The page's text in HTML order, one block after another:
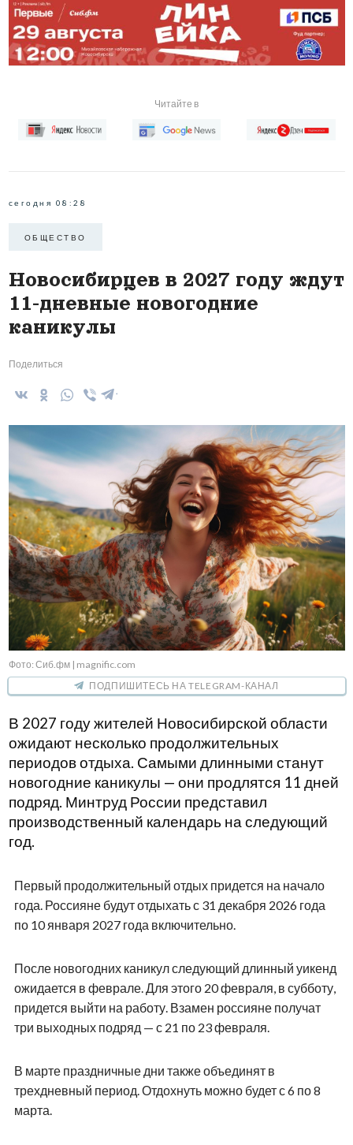
Читайте в
сегодня 08:28
ОБЩЕСТВО
Новосибирцев в 2027 году ждут
11-дневные новогодние
каникулы
Поделиться
Фото: Сиб.фм | magnific.com
ПОДПИШИТЕСЬ НА TELEGRAM-КАНАЛ
В 2027 году жителей Новосибирской области
ожидают несколько продолжительных
периодов отдыха. Самыми длинными станут
новогодние каникулы — они продлятся 11 дней
подряд. Минтруд России представил
производственный календарь на следующий
год.
Первый продолжительный отдых придется на начало
года. Россияне будут отдыхать с 31 декабря 2026 года
по 10 января 2027 года включительно.
После новогодних каникул следующий длинный уикенд
ожидается в феврале. Для этого 20 февраля, в субботу,
придется выйти на работу. Взамен россияне получат
три выходных подряд — с 21 по 23 февраля.
В марте праздничные дни также объединят в
трехдневный период. Отдохнуть можно будет с 6 по 8
марта.